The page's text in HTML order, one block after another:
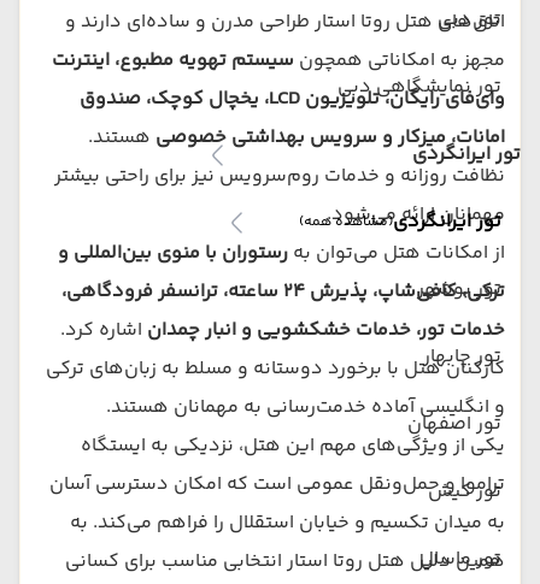
تور دبی
تور نمایشگاهی دبی
تور ایرانگردی
تور ایرانگردی(مشاهده همه)
تور بوشهر
تور چابهار
تور اصفهان
تور کیش
تور ماسال
اتاق‌های هتل روتا استار طراحی مدرن و ساده‌ای دارند و
مجهز به امکاناتی همچون سیستم تهویه مطبوع، اینترنت
وای‌فای رایگان، تلویزیون LCD، یخچال کوچک، صندوق
امانات، میزکار و سرویس بهداشتی خصوصی هستند.
نظافت روزانه و خدمات روم‌سرویس نیز برای راحتی بیشتر
مهمانان ارائه می‌شود.
از امکانات هتل می‌توان به رستوران با منوی بین‌المللی و
ترکی، کافی‌شاپ، پذیرش ۲۴ ساعته، ترانسفر فرودگاهی،
خدمات تور، خدمات خشکشویی و انبار چمدان اشاره کرد.
کارکنان هتل با برخورد دوستانه و مسلط به زبان‌های ترکی
و انگلیسی آماده خدمت‌رسانی به مهمانان هستند.
یکی از ویژگی‌های مهم این هتل، نزدیکی به ایستگاه
تراموا و حمل‌ونقل عمومی است که امکان دسترسی آسان
به میدان تکسیم و خیابان استقلال را فراهم می‌کند. به
همین دلیل هتل روتا استار انتخابی مناسب برای کسانی